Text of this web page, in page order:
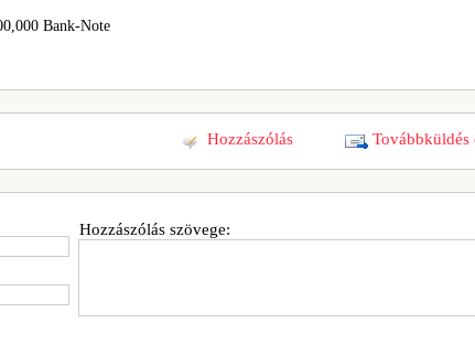
Bank-Note
Továbbküldés
Hozzászólás
Hozzászólás szövege: